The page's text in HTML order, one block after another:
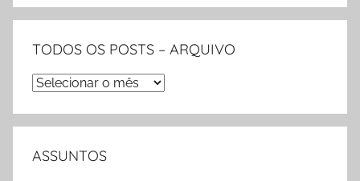
TODOS OS POSTS – ARQUIVO
TODOS
POSTS
–
ASSUNTOS